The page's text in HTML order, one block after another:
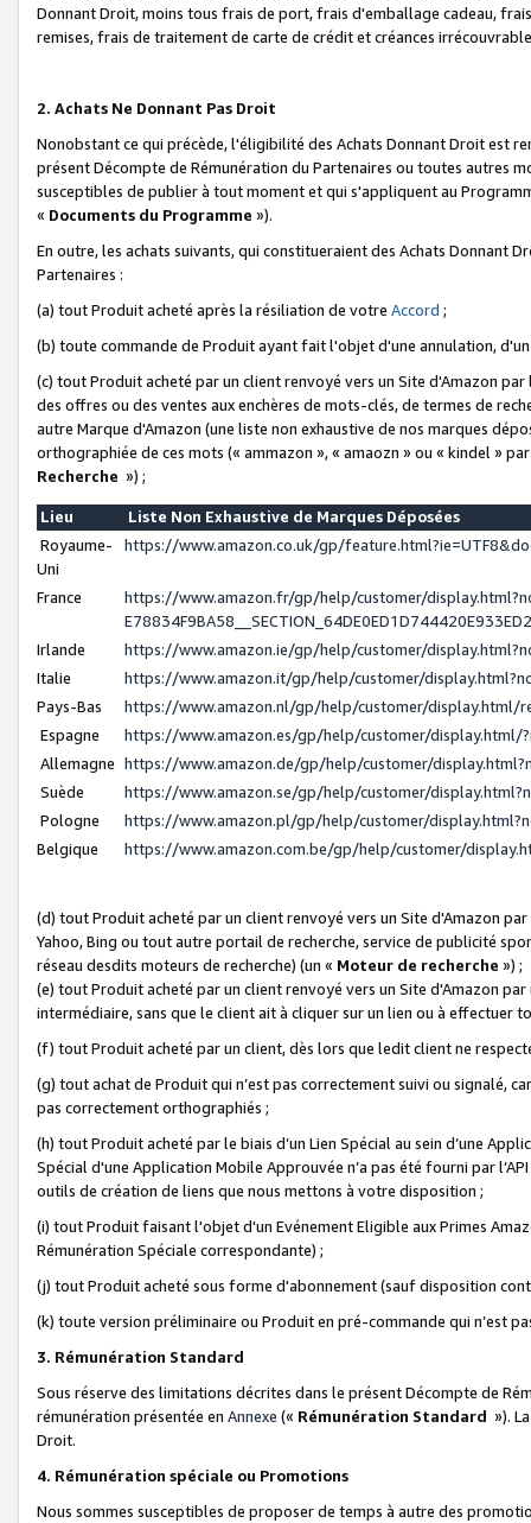
Donnant Droit, moins tous frais de port, frais d'emballage cadeau,
remises, frais de traitement de carte de crédit et créances
2. Achats Ne Donnant Pas Droit
Nonobstant ce qui précède, l'éligibilité des Achats Donnant Droit est
présent Décompte de Rémunération du Partenaires ou toutes autres
susceptibles de publier à tout moment et qui s'appliquent au
« Documents du Programme »).
En outre, les achats suivants, qui constitueraient des Achats Donnant
Partenaires :
(a) tout Produit acheté après la résiliation de votre Accord ;
(b) toute commande de Produit ayant fait l'objet d'une annulation,
(c) tout Produit acheté par un client renvoyé vers un Site d'Amazon
des offres ou des ventes aux enchères de mots-clés, de termes de
autre Marque d'Amazon (une liste non exhaustive de nos marques
orthographiée de ces mots (« ammazon », « amaozn » ou « kindel »
Recherche ») ;
Lieu
Liste Non Exhaustive de Marques Déposées
Royaume-
Uni
https://www.amazon.co.uk/gp/
France
https://www.amazon.fr/gp/help/customer/
Irlande
https://www.amazon.ie/gp/help/customer/
Italie
https://www.amazon.it/gp/help/customer/
Pays-Bas
https://www.amazon.nl/gp/help/customer/display.html/
Espagne
https://www.amazon.es/gp/help/customer/display.html/
Allemagne https://www.amazon.de/gp/help/customer/
Suède
https://www.amazon.se/gp/help/customer/
Pologne
https://www.amazon.pl/gp/help/customer/
Belgique
https://www.amazon.com.be/gp/help/customer/
(d) tout Produit acheté par un client renvoyé vers un Site d'Amazon
Yahoo, Bing ou tout autre portail de recherche, service de publicité
réseau desdits moteurs de recherche) (un « Moteur de recherche ») ;
(e) tout Produit acheté par un client renvoyé vers un Site d'Amazon
intermédiaire, sans que le client ait à cliquer sur un lien ou à
(f) tout Produit acheté par un client, dès lors que ledit client ne
(g) tout achat de Produit qui n’est pas correctement suivi ou signalé,
pas correctement orthographiés ;
(h) tout Produit acheté par le biais d’un Lien Spécial au sein d’une
Spécial d'une Application Mobile Approuvée n’a pas été fourni par
outils de création de liens que nous mettons à votre disposition ;
(i) tout Produit faisant l'objet d'un Evénement Eligible aux Primes
Rémunération Spéciale correspondante) ;
(j) tout Produit acheté sous forme d'abonnement (sauf disposition
(k) toute version préliminaire ou Produit en pré-commande qui n’est
3. Rémunération Standard
Sous réserve des limitations décrites dans le présent Décompte de
rémunération présentée en Annexe (« Rémunération Standard »).
Droit.
4. Rémunération spéciale ou Promotions
Nous sommes susceptibles de proposer de temps à autre des